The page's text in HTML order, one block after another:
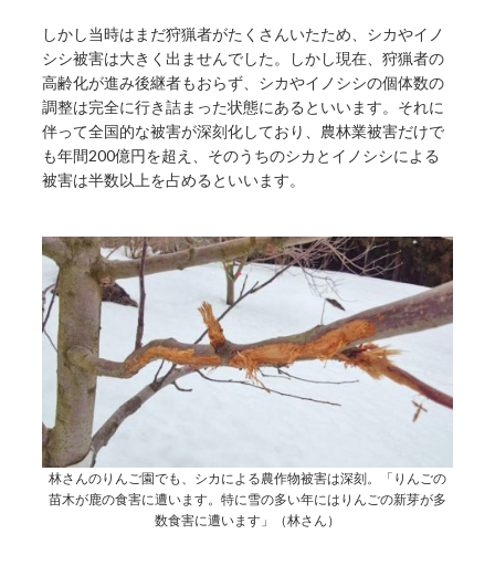
しかし当時はまだ狩猟者がたくさんいたため、シカやイノ
シシ被害は大きく出ませんでした。しかし現在、狩猟者の
高齢化が進み後継者もおらず、シカやイノシシの個体数の
調整は完全に行き詰まった状態にあるといいます。それに
伴って全国的な被害が深刻化しており、農林業被害だけで
も年間200億円を超え、そのうちのシカとイノシシによる
被害は半数以上を占めるといいます。
林さんのりんご園でも、シカによる農作物被害は深刻。「りんごの
苗木が鹿の食害に遭います。特に雪の多い年にはりんごの新芽が多
数食害に遭います」（林さん）